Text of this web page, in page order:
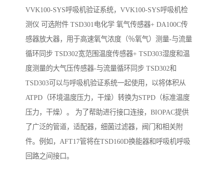
VVK100-SYS呼吸机验证系统，VVK100-SYS呼吸机检
测仪 可选附件 TSD301电化学 氧气传感器+ DA100C传
感器放大器，用于高速氧气浓度（％氧气）测量-与流量
循环同步 TSD302宽范围温度传感器+ TSD303湿度和温
度测量的大气压传感器-与流量循环同步 TSD302和
TSD303可以与呼吸机验证系统一起使用，以将体积从
ATPD（环境温度压力，干燥）转换为STPD（标准温度
压力，干燥）。 为了帮助进行接口连接，BIOPAC提供
了广泛的管道，适配器，细菌过滤器，阀门和相关附
件。例如，AFT17管将在TSD160D换能器和呼吸机呼吸
回路之间接口。